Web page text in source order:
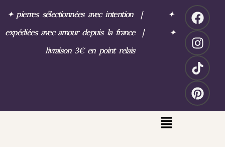
✦ pierres sélectionnées avec intention |
✦
expédiées avec amour depuis la france |
✦
livraison 3€ en point relais